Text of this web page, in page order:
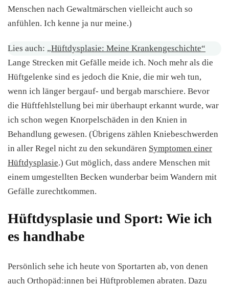
Menschen nach Gewaltmärschen vielleicht auch so
anfühlen. Ich kenne ja nur meine.)
Lies auch: „Hüftdysplasie: Meine Krankengeschichte“
Lange Strecken mit Gefälle meide ich. Noch mehr als die
Hüftgelenke sind es jedoch die Knie, die mir weh tun,
wenn ich länger bergauf- und bergab marschiere. Bevor
die Hüftfehlstellung bei mir überhaupt erkannt wurde, war
ich schon wegen Knorpelschäden in den Knien in
Behandlung gewesen. (Übrigens zählen Kniebeschwerden
in aller Regel nicht zu den sekundären Symptomen einer
Hüftdysplasie.) Gut möglich, dass andere Menschen mit
einem umgestellten Becken wunderbar beim Wandern mit
Gefälle zurechtkommen.
Hüftdysplasie und Sport: Wie ich
es handhabe
Persönlich sehe ich heute von Sportarten ab, von denen
auch Orthopäd:innen bei Hüftproblemen abraten. Dazu